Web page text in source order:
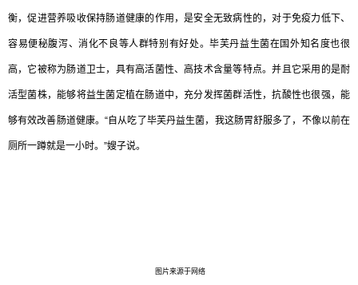
衡，促进营养吸收保持肠道健康的作用，是安全无致病性的，对于免疫力低下、
容易便秘腹泻、消化不良等人群特别有好处。毕芙丹益生菌在国外知名度也很
高，它被称为肠道卫士，具有高活菌性、高技术含量等特点。并且它采用的是耐
活型菌株，能够将益生菌定植在肠道中，充分发挥菌群活性，抗酸性也很强，能
够有效改善肠道健康。“自从吃了毕芙丹益生菌，我这肠胃舒服多了，不像以前在
厕所一蹲就是一小时。”嫂子说。
图片来源于网络